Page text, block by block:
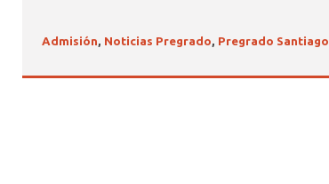
Admisión, Noticias Pregrado, Pregrado Santiago